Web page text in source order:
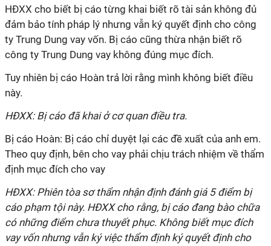
HĐXX cho biết bị cáo từng khai biết rõ tài sản không đủ
đảm bảo tính pháp lý nhưng vẫn ký quyết định cho công
ty Trung Dung vay vốn. Bị cáo cũng thừa nhận biết rõ
công ty Trung Dung vay không đúng mục đích.
Tuy nhiên bị cáo Hoàn trả lời rằng mình không biết điều
này.
HĐXX: Bị cáo đã khai ở cơ quan điều tra.
Bị cáo Hoàn: Bị cáo chỉ duyệt lại các đề xuất của anh em.
Theo quy định, bên cho vay phải chịu trách nhiệm về thẩm
định mục đích cho vay
HĐXX: Phiên tòa sơ thẩm nhận định đánh giá 5 điểm bị
cáo phạm tội này. HĐXX cho rằng, bị cáo đang bào chữa
có những điểm chưa thuyết phục. Không biết mục đích
vay vốn nhưng vẫn ký việc thẩm định ký quyết định cho